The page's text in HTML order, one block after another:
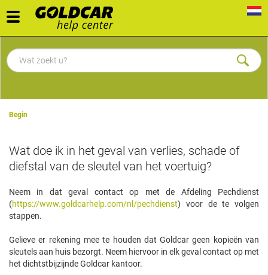
Toggle
navigation
Begin
Wat doe ik in het geval van verlies, schade of
diefstal van de sleutel van het voertuig?
Neem in dat geval contact op met de Afdeling Pechdienst
(https://www.goldcarhelp.com/nl/pechdienst) voor de te volgen
stappen.
Gelieve er rekening mee te houden dat Goldcar geen kopieën van
sleutels aan huis bezorgt. Neem hiervoor in elk geval contact op met
het dichtstbijzijnde Goldcar kantoor.